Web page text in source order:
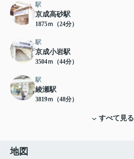
駅
京成高砂駅
1875ｍ（24分）
駅
京成小岩駅
3504ｍ（44分）
駅
綾瀬駅
3819ｍ（48分）
すべて見る
地図